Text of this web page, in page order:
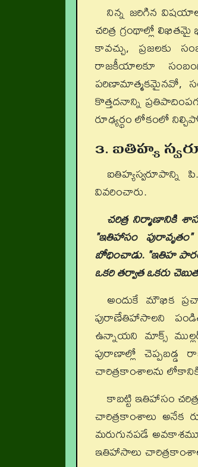
నిన్న జరిగిన
చరిత్ర గ్రంథాల్లో
కావచ్చు, ప్రజలకు
రాజకీయాలకూ
పరిణామాత్మకమైనవో,
కొత్తదనాన్ని
రూఢ్యర్థం లోకంలో
3. ఐతిహ్య
ఐతిహ్యస్వరూపాన్ని
వివరించారు.
చరిత్ర నిర్మాణానికి
"ఇతిహాసం
బోధించాడు. "ఇతిహ
ఒకరి తర్వాత ఒకరు
అందుకే మౌఖిక
పురాణేతిహాసాలని
ఉన్నాయని మాక్స్
పురాణాల్లో చెప్పబడ్డ
చారిత్రకాంశాలను
కాబట్టి ఇతిహాసం
చారిత్రకాంశాలు అనేక
మరుగునపడే
ఇతిహాసాలు